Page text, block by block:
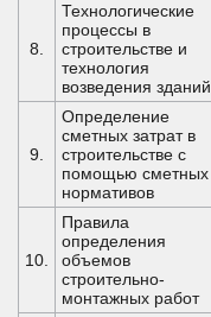
8.
Технологические
процессы в
строительстве и
технология
возведения зданий
9.
Определение
сметных затрат в
строительстве с
помощью сметных
нормативов
10.
Правила
определения
объемов
строительно-
монтажных работ